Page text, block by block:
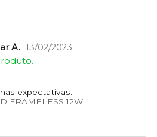
A. 13/02/2023
expectativas.
FRAMELESS 12W